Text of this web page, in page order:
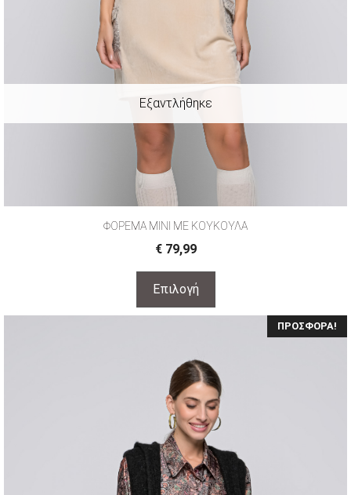
ΦΟΡΕΜΑ ΜΙΝΙ ΜΕ ΚΟΥΚΟΥΛΑ
€79,99
Επιλογή
ΠΡΟΣΦΟΡΆ!